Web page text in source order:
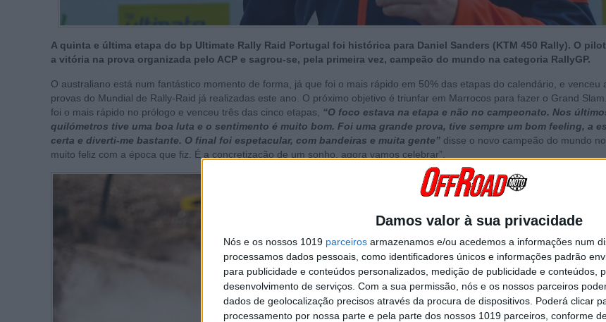
Damos valor à sua privacidade
Nós e os nossos 1019 parceiros armazenamos e/ou acedemos a informações num
processamos dados pessoais, como identificadores únicos e informações padrão
para publicidade e conteúdos personalizados, medição de publicidade e conteúdos,
desenvolvimento de serviços. Com a sua permissão, nós e os nossos parceiros
dados de geolocalização precisos através da procura de dispositivos. Poderá clicar
processamento por nossa parte e pela parte dos nossos 1019 parceiros, conforme
A quinta e última etapa do bp Ultimate Rally Raid Portugal foi histórica para Daniel Sanders (KTM 450 Rally). O
a vitória na prova organizada pelo ACP e sagrou-se, pela primeira vez, campeão do mundo na categoria RallyGP.
O australiano está num fantástico momento de forma, já que foi o mais rápido em 50% das etapas do calendário, e venceu
provas do Mundial de Rally-Raid já realizadas este ano. O próximo objetivo é triunfar em Marrocos para fazer o Grand
foi o mais rápido no prólogo e venceu três das cinco etapas, “O foco estava na etapa e não no campeonato. Nos
quilómetros tive uma boa luta e o sentimento é muito bom. Foi uma grande prova, tive sempre um bom feeling, a
certa e diverti-me bastante. O final foi espetacular, com bandeiras e muita gente” disse o novo campeão do mundo
muito feliz com a época que fiz. É a concretização de um sonho, agora vamos celebrar”.